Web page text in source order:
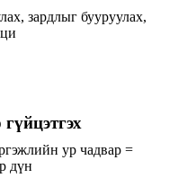
зардлыг бууруулах,
ур чадвар =
дүн